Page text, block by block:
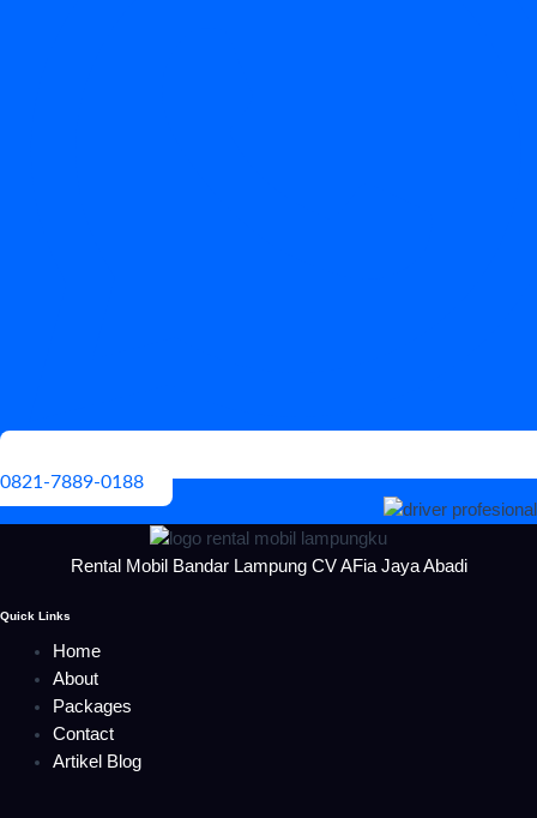
0821-7889-0188
Rental Mobil Bandar Lampung CV AFia Jaya Abadi
Quick Links
Home
About
Packages
Contact
Artikel Blog